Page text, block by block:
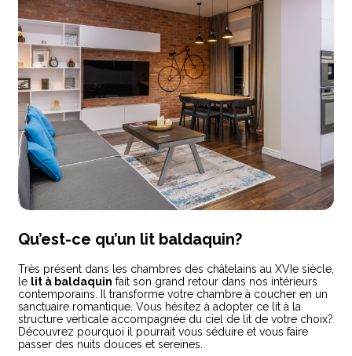
Qu’est-ce qu’un lit baldaquin?
Très présent dans les chambres des châtelains au XVIe siècle,
le lit à baldaquin fait son grand retour dans nos intérieurs
contemporains. Il transforme votre chambre à coucher en un
sanctuaire romantique. Vous hésitez à adopter ce lit à la
structure verticale accompagnée du ciel de lit de votre choix?
Découvrez pourquoi il pourrait vous séduire et vous faire
passer des nuits douces et sereines.